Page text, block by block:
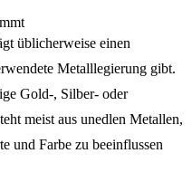
üblicherweise einen
Metalllegierung gibt.
Gold-, Silber- oder
meist aus unedlen Metallen,
und Farbe zu beeinflussen